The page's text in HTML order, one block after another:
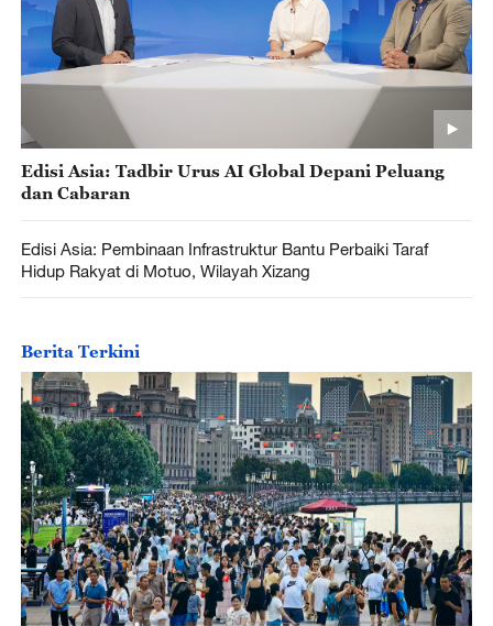
Edisi Asia: Tadbir Urus AI Global Depani Peluang
dan Cabaran
Edisi Asia: Pembinaan Infrastruktur Bantu Perbaiki Taraf
Hidup Rakyat di Motuo, Wilayah Xizang
Berita Terkini